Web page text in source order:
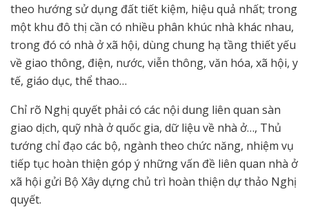
theo hướng sử dụng đất tiết kiệm, hiệu quả nhất; trong
một khu đô thị cần có nhiều phân khúc nhà khác nhau,
trong đó có nhà ở xã hội, dùng chung hạ tầng thiết yếu
về giao thông, điện, nước, viễn thông, văn hóa, xã hội, y
tế, giáo dục, thể thao…
Chỉ rõ Nghị quyết phải có các nội dung liên quan sàn
giao dịch, quỹ nhà ở quốc gia, dữ liệu về nhà ở…, Thủ
tướng chỉ đạo các bộ, ngành theo chức năng, nhiệm vụ
tiếp tục hoàn thiện góp ý những vấn đề liên quan nhà ở
xã hội gửi Bộ Xây dựng chủ trì hoàn thiện dự thảo Nghị
quyết.